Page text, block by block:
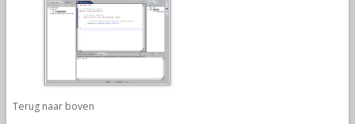
Terug naar boven